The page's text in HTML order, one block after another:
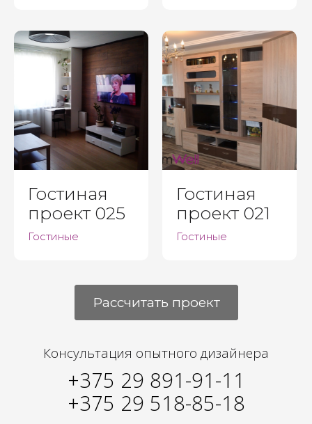
Гостиная
проект 025
Гостиные
Гостиная
проект 021
Гостиные
Рассчитать проект
Консультация опытного дизайнера
+375 29 891-91-11
+375 29 518-85-18